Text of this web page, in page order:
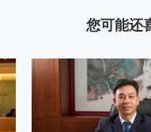
您可能还